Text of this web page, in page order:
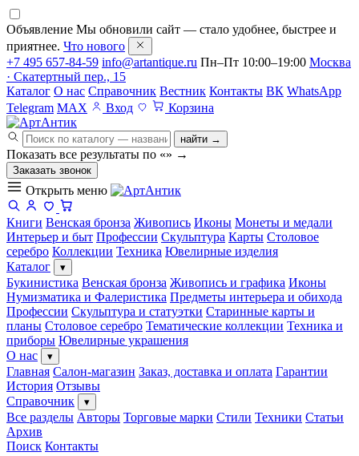
Объявление Мы обновили сайт — стало удобнее, быстрее и
приятнее. Что нового
+7 495 657-84-59 info@artantique.ru Пн–Пт 10:00–19:00 Москва
· Скатертный пер., 15
Каталог О нас Справочник Вестник Контакты ВК WhatsApp
Telegram MAX Вход Корзина
найти →
Показать все результаты по «» →
Заказать звонок
Открыть меню
Книги Венская бронза Живопись Иконы Монеты и медали
Интерьер и быт Профессии Скульптура Карты Столовое
серебро Коллекции Техника Ювелирные изделия
Каталог
▾
Букинистика Венская бронза Живопись и графика Иконы
Нумизматика и Фалеристика Предметы интерьера и обихода
Профессии Скульптура и статуэтки Старинные карты и
планы Столовое серебро Тематические коллекции Техника и
приборы Ювелирные украшения
О нас
▾
Главная Салон-магазин Заказ, доставка и оплата Гарантии
История Отзывы
Справочник
▾
Все разделы Авторы Торговые марки Стили Техники Статьи
Архив
Поиск Контакты